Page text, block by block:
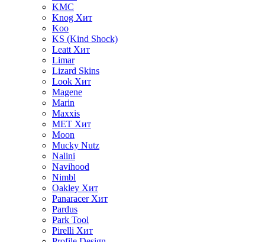
KMC
Knog Хит
Koo
KS (Kind Shock)
Leatt Хит
Limar
Lizard Skins
Look Хит
Magene
Marin
Maxxis
MET Хит
Moon
Mucky Nutz
Nalini
Navihood
Nimbl
Oakley Хит
Panaracer Хит
Pardus
Park Tool
Pirelli Хит